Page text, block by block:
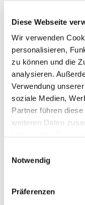
Diese Webseite
Wir verwenden
personalisieren,
zu können und die
analysieren.
Verwendung
soziale Medien,
Partner führen
weiteren Daten
Notwendig
PräferenzenDies